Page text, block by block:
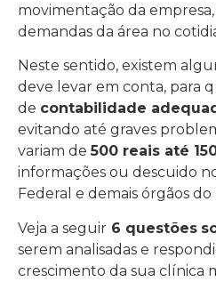
movimentação da
demandas da área no
Neste sentido, existem
deve levar em conta, para
de contabilidade
evitando até graves
variam de500 reais até
informações ou descuido
Federal e demais órgãos
Veja a seguir 6 questões
serem analisadas e
crescimento da sua clínica